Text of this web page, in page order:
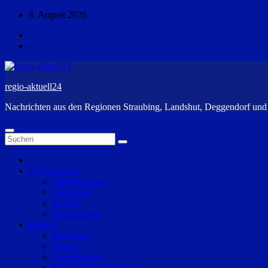
Zum
springen
8. August 2026
regio-aktuell24
Nachrichten aus den Regionen Straubing, Landshut, Deggendorf
Überregional
Niederbayern
Oberpfalz
Bayern
Deutschland
Region
Straubing
Bogen
Geiselhöring